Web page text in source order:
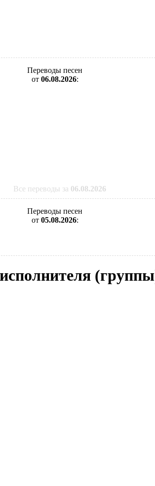
Переводы песен
от 06.08.2026:
Все переводы за 06.08.2026
Переводы песен
от 05.08.2026: